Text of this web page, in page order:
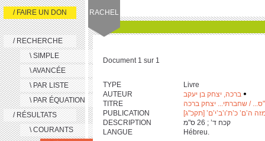
RACHEL
/ FAIRE UN DON
/ RECHERCHE
\ SIMPLE
\ AVANCÉE
\ PAR LISTE
\ PAR ÉQUATION
/ RÉSULTATS
\ COURANTS
Document 1 sur 1
TYPE
Livre
AUTEUR
ברכה, יצחק בן יעקב
TITRE
/ שחברתי... יצחק ברכה
PUBLICATION
ה’ם’ כ’ת’ו’ב’י’ם’ [תקכ"ג]
DESCRIPTION
LANGUE
Hébreu.